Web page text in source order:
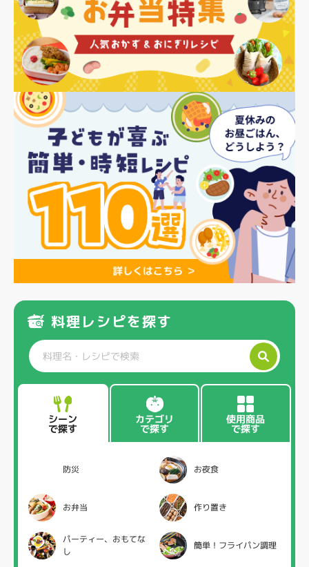
料理レシピを探す
シーン
で探す
カテゴリ
で探す
使用商品
で探す
防災 お夜食
お弁当 作り置き
パーティー、おもてな
し
簡単！フライパン調理